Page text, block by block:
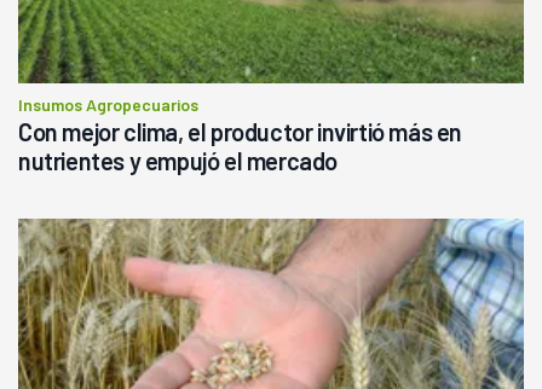
Insumos Agropecuarios
Con mejor clima, el productor invirtió más en
nutrientes y empujó el mercado